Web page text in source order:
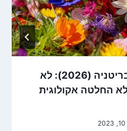
זרעי פרחי בר בבריטניה (2026): לא
החלטה אקולוגית